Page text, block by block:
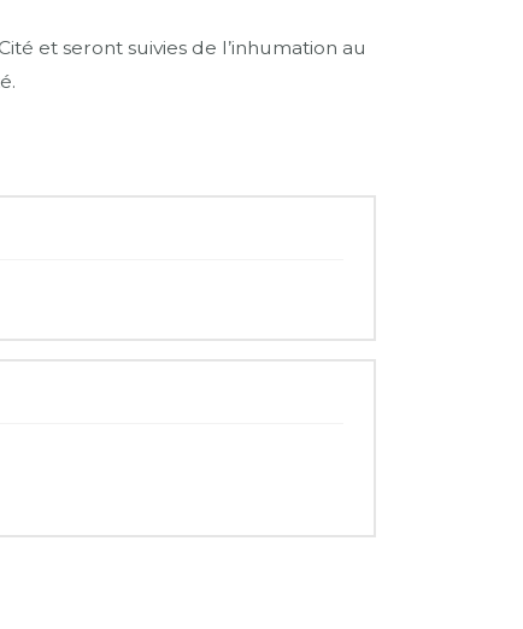
et seront suivies de l’inhumation au